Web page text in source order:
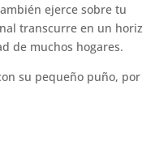
ejerce sobre tu
transcurre en un
de muchos hogares.
su pequeño puño, por